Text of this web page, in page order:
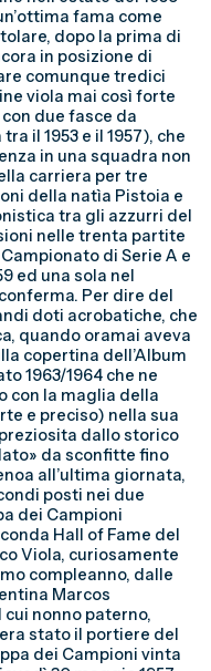
fama come
dopo la prima di
in posizione di
comunque tredici
viola mai così forte
due fasce da
il 1953 e il 1957), che
in una squadra non
carriera per tre
della natìa Pistoia e
tra gli azzurri del
nelle trenta partite
di Serie A e
ed una sola nel
Per dire del
doti acrobatiche, che
quando oramai aveva
copertina dell’Album
1963/1964 che ne
con la maglia della
e preciso) nella sua
dallo storico
da sconfitte fino
all’ultima giornata,
posti nei due
dei Campioni
Hall of Fame del
Viola, curiosamente
compleanno, dalle
Marcos
nonno paterno,
stato il portiere del
dei Campioni vinta